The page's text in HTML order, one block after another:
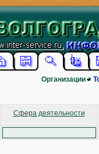
Организации
Сфера деятельности